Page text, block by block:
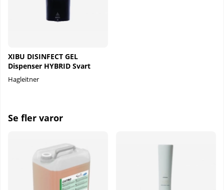
XIBU DISINFECT GEL
Dispenser HYBRID Svart
Hagleitner
Se fler varor